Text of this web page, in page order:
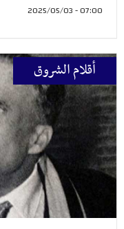
07:00 - 2025/05/03
أقلام الشروق